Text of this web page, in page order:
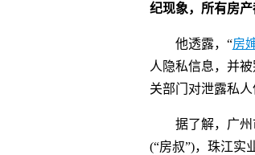
纪现象，所有房
他透露，“房
人隐私信息，并
关部门对泄露私人
据了解，广州市
(“房叔”)，珠江实